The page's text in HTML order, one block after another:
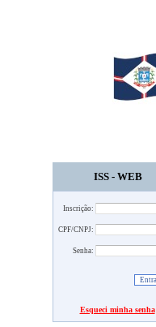
ISS - WEB
Inscrição:
CPF/CNPJ:
Senha:
Esqueci minha senha